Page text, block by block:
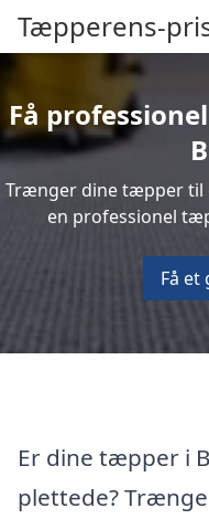
Tæpperens-
Få
Trænger dine tæpper til
en professionel
Få
Er dine tæpper i
plettede?